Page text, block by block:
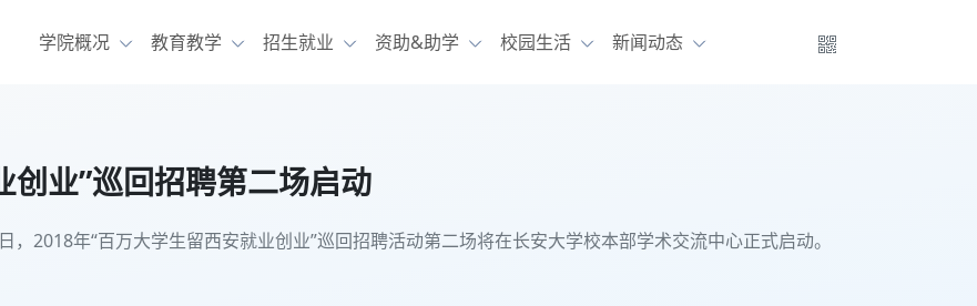
学院概况 教育教学 招生就业 资助&助学 校园生活 新闻动态
创业”巡回招聘第二场启动
2018年“百万大学生留西安就业创业”巡回招聘活动第二场将在长安大学校本部学术交流中心正式启动。